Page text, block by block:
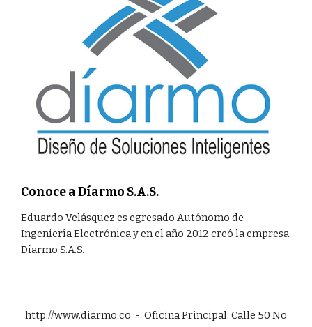
Conoce a Díarmo S.A.S.
Eduardo Velásquez es egresado Autónomo de
Ingeniería Electrónica y en el año 2012 creó la empresa
Díarmo S.A.S.
http://www.diarmo.co - Oficina Principal: Calle 50 No